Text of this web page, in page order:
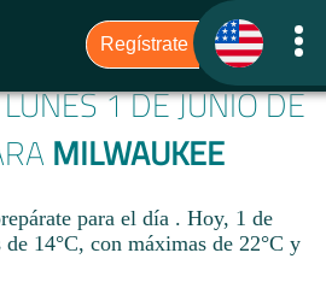
1 DE JUNIO DE
MILWAUKEE
para el día . Hoy, 1 de
14°C, con máximas de 22°C y